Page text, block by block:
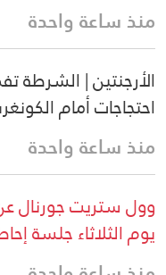
منذ ساعة واحدة
الأرجنتين | الشرطة
احتجاجات أمام
منذ ساعة واحدة
وول ستريت جورنال
يوم الثلاثاء جلسة